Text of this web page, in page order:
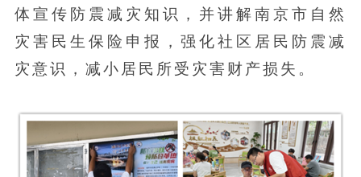
体宣传防震减灾知识，并讲解南京市自然
灾害民生保险申报，强化社区居民防震减
灾意识，减小居民所受灾害财产损失。